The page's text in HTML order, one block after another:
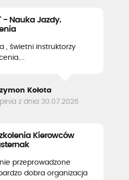
- Nauka Jazdy.
, świetni instruktorzy
Kołota
z dnia 30.07.2026
Kierowców
przeprowadzone
dobra organizacja